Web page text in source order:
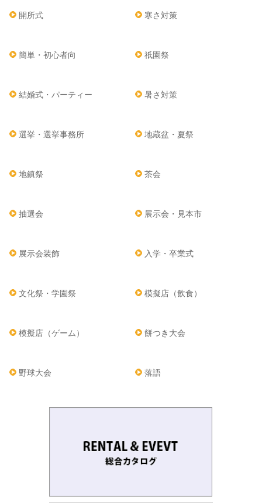
開所式 寒さ対策
簡単・初心者向 祇園祭
結婚式・パーティー 暑さ対策
選挙・選挙事務所 地蔵盆・夏祭
地鎮祭 茶会
抽選会 展示会・見本市
展示会装飾 入学・卒業式
文化祭・学園祭 模擬店（飲食）
模擬店（ゲーム） 餅つき大会
野球大会 落語